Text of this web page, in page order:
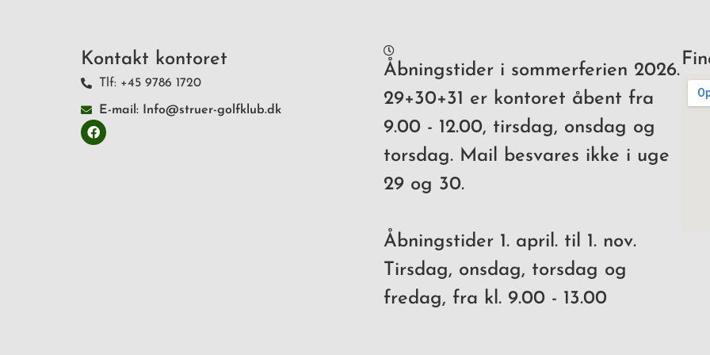
Kontakt kontoret
Tlf: +45 9786 1720
E-mail: Info@struer-golfklub.dk
Åbningstider i sommerferien 2026.
29+30+31 er kontoret åbent fra
9.00 - 12.00, tirsdag, onsdag og
torsdag. Mail besvares ikke i uge
29 og 30.
Åbningstider 1. april. til 1. nov.
Tirsdag, onsdag, torsdag og
fredag, fra kl. 9.00 - 13.00